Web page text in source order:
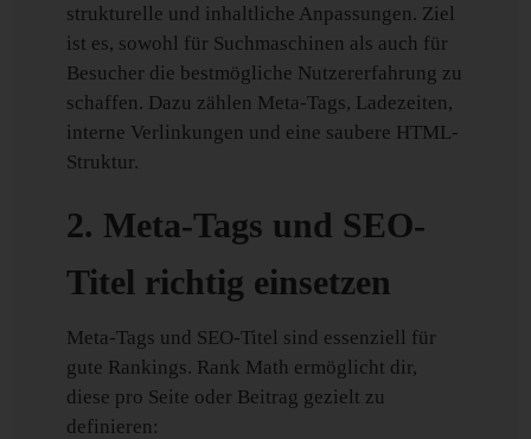
strukturelle und inhaltliche Anpassungen. Ziel
ist es, sowohl für Suchmaschinen als auch für
Besucher die bestmögliche Nutzererfahrung zu
schaffen. Dazu zählen Meta-Tags, Ladezeiten,
interne Verlinkungen und eine saubere HTML-
Struktur.
2. Meta-Tags und SEO-
Titel richtig einsetzen
Meta-Tags und SEO-Titel sind essenziell für
gute Rankings. Rank Math ermöglicht dir,
diese pro Seite oder Beitrag gezielt zu
definieren: